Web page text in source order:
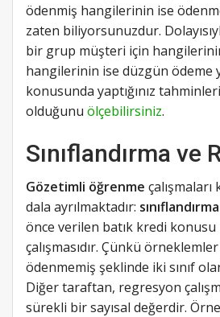
ödenmiş hangilerinin ise
zaten biliyorsunuzdur.
bir grup müşteri için
hangilerinin ise düzgün ödeme
konusunda yaptığınız
olduğunu ölçebilirsiniz.
Sınıflandırma ve
Gözetimli öğrenme
dala ayrılmaktadır: sınıflandırma
önce verilen batık kredi konusu
çalışmasıdır. Çünkü
ödenmemiş şeklinde iki sınıf
Diğer taraftan, regresyon
sürekli bir sayısal değerdir.